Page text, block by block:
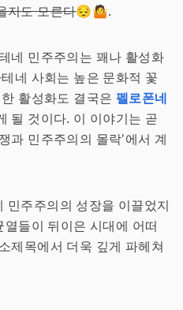
지도 모른다😔🤷.
네 민주주의는 꽤나 활성화
네 사회는 높은 문화적 꽃
활성화도 결국은 펠로폰네
될 것이다. 이 이야기는 곧
과 민주주의의 몰락'에서 계
민주주의의 성장을 이끌었지
들이 뒤이은 시대에 어떠
제목에서 더욱 깊게 파헤쳐